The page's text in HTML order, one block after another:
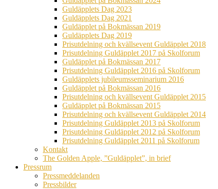
Guldäpplets Dag 2023
Guldäpplets Dag 2021
Guldäpplet på Bokmässan 2019
Guldäpplets Dag 2019
Prisutdelning och kvällsevent Guldäpplet 2018
Prisutdelning Guldäpplet 2017 på Skolforum
Guldäpplet på Bokmässan 2017
Prisutdelning Guldäpplet 2016 på Skolforum
Guldäpplets jubileumsseminarium 2016
Guldäpplet på Bokmässan 2016
Prisutdelning och kvällsevent Guldäpplet 2015
Guldäpplet på Bokmässan 2015
Prisutdelning och kvällsevent Guldäpplet 2014
Prisutdelning Guldäpplet 2013 på Skolforum
Prisutdelning Guldäpplet 2012 på Skolforum
Prisutdelning Guldäpplet 2011 på Skolforum
Kontakt
The Golden Apple, ”Guldäpplet”, in brief
Pressrum
Pressmeddelanden
Pressbilder